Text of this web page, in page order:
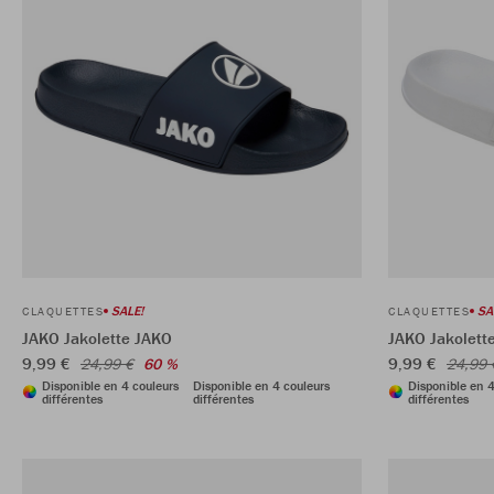
CLAQUETTES SALE!
JAKO Jakolette JAKO
9,99 € 24,99 € 60 %
Disponible en 4 couleurs
différentes
Disponible en 4 couleurs
différentes
CLAQUETTES
JAKO
9,99 € 24,99
Disponible en
différentes